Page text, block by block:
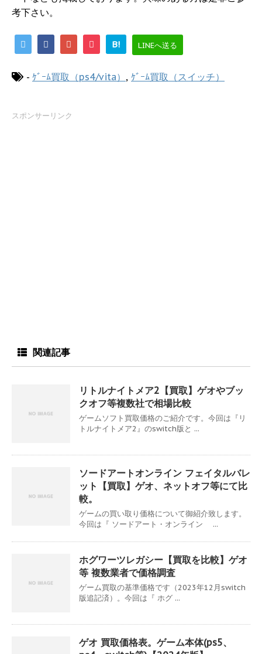
考下さい。
B! LINEへ送る
- ｹﾞｰﾑ買取（ps4/vita） , ｹﾞｰﾑ買取（スイッチ）
スポンサーリンク
関連記事
リトルナイトメア2【買取】ゲオやブッ
クオフ等複数社で相場比較
ゲームソフト買取価格のご紹介です。今回は『リ
トルナイトメア2』のswitch版と ...
ソードアートオンライン フェイタルバレ
ット【買取】ゲオ、ネットオフ等にて比
較。
ゲームの買い取り価格について御紹介致します。
今回は『 ソードアート・オンライン ...
ホグワーツレガシー【買取を比較】ゲオ
等 複数業者で価格調査
ゲーム買取の基準価格です（2023年12月switch
版追記済）。今回は『 ホグ ...
ゲオ 買取価格表。ゲーム本体(ps5、